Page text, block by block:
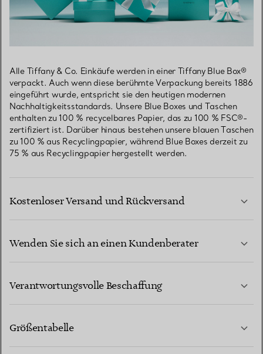
Alle Tiffany & Co. Einkäufe werden in einer Tiffany Blue Box®
verpackt. Auch wenn diese berühmte Verpackung bereits 1886
eingeführt wurde, entspricht sie den heutigen modernen
Nachhaltigkeitsstandards. Unsere Blue Boxes und Taschen
enthalten zu 100 % recycelbares Papier, das zu 100 % FSC®-
zertifiziert ist. Darüber hinaus bestehen unsere blauen Taschen
zu 100 % aus Recyclingpapier, während Blue Boxes derzeit zu
75 % aus Recyclingpapier hergestellt werden.
Kostenloser Versand und Rückversand
Wenden Sie sich an einen Kundenberater
Verantwortungsvolle Beschaffung
Größentabelle